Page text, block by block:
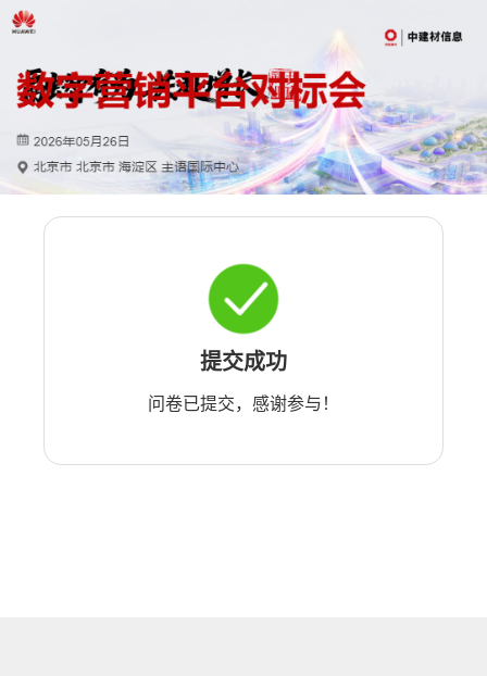
提交成功
问卷已提交，感谢参与！